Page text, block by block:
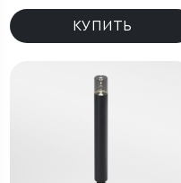
золото IP44
КУПИТЬ